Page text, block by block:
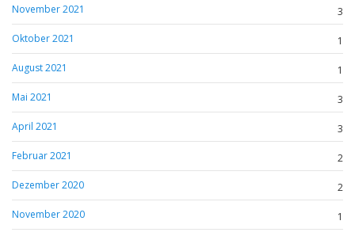
November 2021
3
Oktober 2021
1
August 2021
1
Mai 2021
3
April 2021
3
Februar 2021
2
Dezember 2020
2
November 2020
1